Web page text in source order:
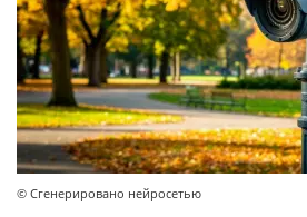
© Сгенерировано нейросетью